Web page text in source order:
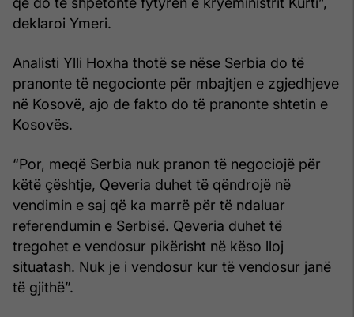
deklaroi Ymeri.
Analisti Ylli Hoxha thotë se nëse Serbia do të
pranonte të negocionte për mbajtjen e zgjedhjeve
në Kosovë, ajo de fakto do të pranonte shtetin e
Kosovës.
“Por, meqë Serbia nuk pranon të negociojë për
këtë çështje, Qeveria duhet të qëndrojë në
vendimin e saj që ka marrë për të ndaluar
referendumin e Serbisë. Qeveria duhet të
tregohet e vendosur pikërisht në këso lloj
situatash. Nuk je i vendosur kur të vendosur janë
të gjithë”.